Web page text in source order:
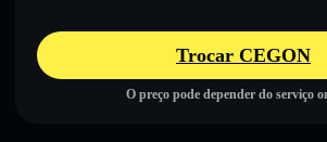
Trocar CEGON
O preço pode depender do serviço